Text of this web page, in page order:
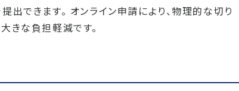
出できます。 オンライン申請により、物理的な切り
きな負担軽減です。